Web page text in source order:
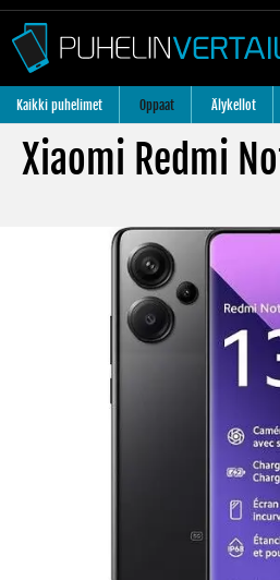
Kaikki puhelimet Oppaat Älykellot
Xiaomi Redmi